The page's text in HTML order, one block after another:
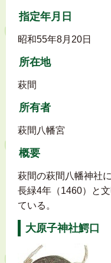
指定年月日
昭和55年8月20日
所在地
萩間
所有者
萩間八幡宮
概要
萩間の萩間八幡神社
長緑4年（1460）と
ている。
大原子神社鰐口